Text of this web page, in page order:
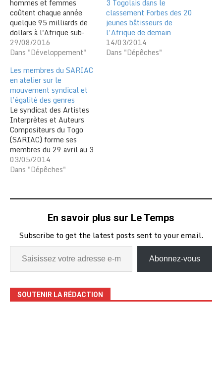
hommes et femmes
coûtent chaque année
quelque 95 milliards de
dollars à l'Afrique sub-
saharienne, a affirmé
dimanche le Programme
développement (PNUD),
appelant le continent à
prendre des mesures afin
de bénéficier du
"potentiel des femmes".
"Là où il y a des hauts…
29/08/2016
Dans "Développement"
3 Togolais dans le
classement Forbes des 20
jeunes bâtisseurs de
l’Afrique de demain
14/03/2014
Dans "Dépêches"
Les membres du SARIAC
en atelier sur le
mouvement syndical et
l’égalité des genres
Le syndicat des Artistes
Interprètes et Auteurs
Compositeurs du Togo
(SARIAC) forme ses
membres du 29 avril au 3
mai sur le mouvement
syndical et l’égalité des
avec la Fédération
Musiciens (FIM), l’atelier
03/05/2014
Dans "Dépêches"
En savoir plus sur Le Temps
Subscribe to get the latest posts sent to your email.
Abonnez-vous
SOUTENIR LA RÉDACTION